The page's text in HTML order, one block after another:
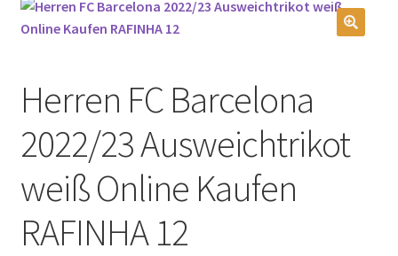
Kontaktiere uns
Shop
Startseite – English
Herren FC Barcelona
2022/23 Ausweichtrikot
weiß Online Kaufen
RAFINHA 12